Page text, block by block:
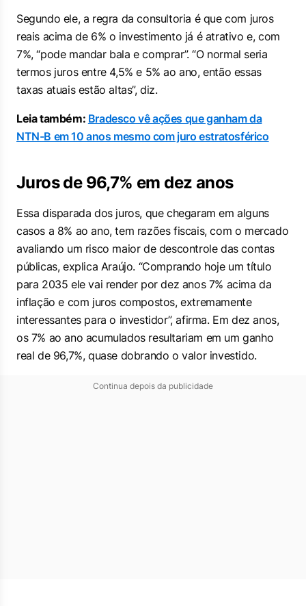
Segundo ele, a regra da consultoria é que com juros
reais acima de 6% o investimento já é atrativo e, com
7%, “pode mandar bala e comprar”. “O normal seria
termos juros entre 4,5% e 5% ao ano, então essas
taxas atuais estão altas”, diz.
Leia também: Bradesco vê ações que ganham da
NTN-B em 10 anos mesmo com juro estratosférico
Juros de 96,7% em dez anos
Essa disparada dos juros, que chegaram em alguns
casos a 8% ao ano, tem razões fiscais, com o mercado
avaliando um risco maior de descontrole das contas
públicas, explica Araújo. “Comprando hoje um título
para 2035 ele vai render por dez anos 7% acima da
inflação e com juros compostos, extremamente
interessantes para o investidor”, afirma. Em dez anos,
os 7% ao ano acumulados resultariam em um ganho
real de 96,7%, quase dobrando o valor investido.
Continua depois da publicidade